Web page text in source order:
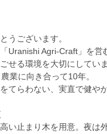
うございます。
Uranishi Agri-Craft」を営
せる環境を大切にしていま
業に向き合って10年。
てらわない、実直で健や
い止まり木を用意。夜は